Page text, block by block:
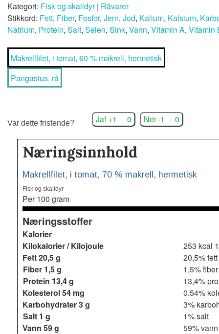
Kategori: Fisk og skalldyr| Råvarer
Stikkord: Fett, Fiber, Fosfor, Jern, Jod, Kalium, Kalsium,
Natrium, Protein, Salt, Selen, Sink, Vann, Vitamin A, Vitamin
Makrellfilet, i tomat, 60 % makrell, hermetisk
Pangasius, rå
Var dette fristende? Ja! +1 0 Nei -1 0
Næringsinnhold
Makrellfilet, i tomat, 70 % makrell, hermetisk
Fisk og skalldyr
Per 100 gram
Næringsstoffer
Kalorier
Kilokalorier / Kilojoule
253 kcal
Fett20,5 g
20,5% fett
Fiber 1,5 g
1,5% fiber
Protein 13,4 g
13,4%
Kolesterol54 mg
0.54%
Karbohydrater3 g
3%
Salt 1 g
1% salt
Vann 59 g 59% vann